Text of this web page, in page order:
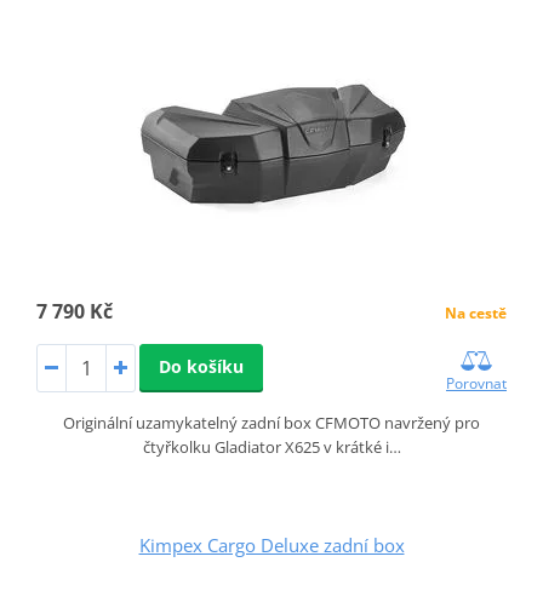
7 790 Kč Na cestě
Do košíku
Porovnat
Originální uzamykatelný zadní box CFMOTO navržený pro
čtyřkolku Gladiator X625 v krátké i…
Kimpex Cargo Deluxe zadní box